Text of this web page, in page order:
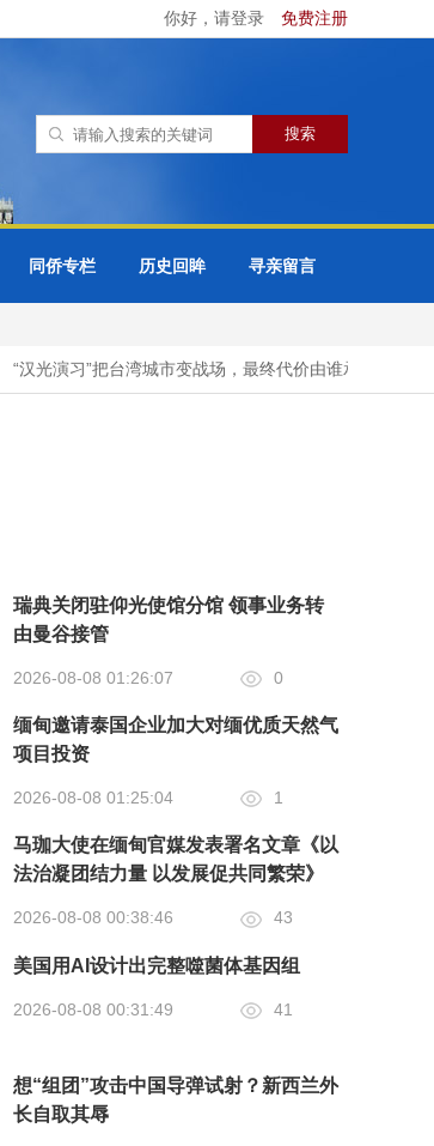
你好，请登录 免费注册
同侨专栏 历史回眸 寻亲留言
“汉光演习”把台湾城市变战场，最终代价由谁承担？
瑞典关闭驻仰光使馆分馆 领事业务转
由曼谷接管
2026-08-08 01:26:07 0
缅甸邀请泰国企业加大对缅优质天然气
项目投资
2026-08-08 01:25:04 1
马珈大使在缅甸官媒发表署名文章《以
法治凝团结力量 以发展促共同繁荣》
2026-08-08 00:38:46 43
美国用AI设计出完整噬菌体基因组
2026-08-08 00:31:49 41
想“组团”攻击中国导弹试射？新西兰外
长自取其辱